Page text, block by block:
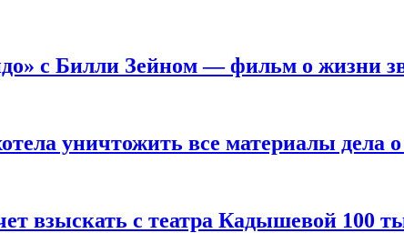
с Билли Зейном — фильм о жизни
уничтожить все материалы дела о
взыскать с театра Кадышевой 100